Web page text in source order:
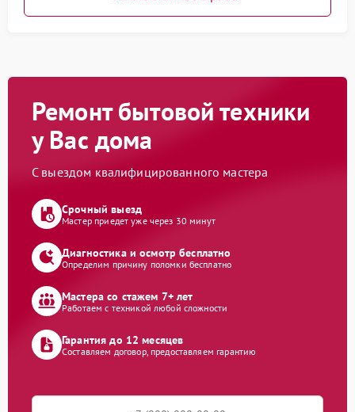
Ремонт бытовой техники
у Вас дома
С выездом квалифицированного мастера
Срочный выезд
Мастер приедет уже через 30 минут
Диагностика и осмотр бесплатно
Определим причину поломки бесплатно
Мастера со стажем 7+ лет
Работаем с техникой любой сложности
Гарантия до 12 месяцев
Составляем договор, предоставляем гарантию